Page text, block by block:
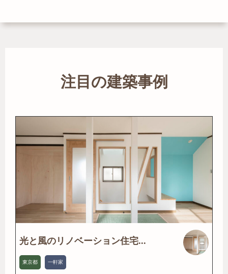
注目の建築事例
光と風のリノベーション住宅...
東京都 一軒家